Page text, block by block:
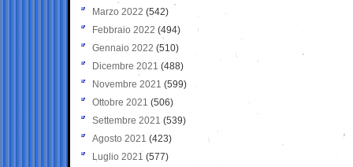
Marzo 2022 (542)
Febbraio 2022 (494)
Gennaio 2022 (510)
Dicembre 2021 (488)
Novembre 2021 (599)
Ottobre 2021 (506)
Settembre 2021 (539)
Agosto 2021 (423)
Luglio 2021 (577)